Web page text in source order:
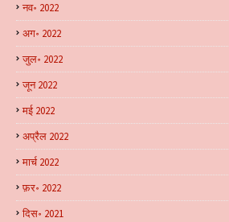
नव॰ 2022
अग॰ 2022
जुल॰ 2022
जून 2022
मई 2022
अप्रैल 2022
मार्च 2022
फ़र॰ 2022
दिस॰ 2021